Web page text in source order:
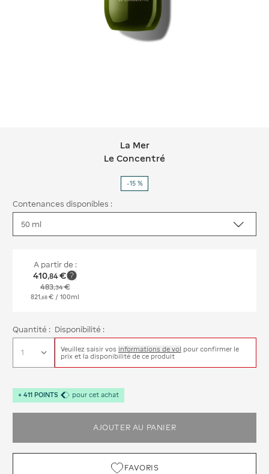
La Mer Le Concentré
La Mer
Le Concentré
-15 %
Contenances disponibles :
A partir de :
410,84€
483,34€
821 68 € / 100ml
Quantité : Disponibilité :
Veuillez saisir vos informations de vol pour confirmer le
prix et la disponibilité de ce produit
+ 411 POINTS pour cet achat
AJOUTER AU PANIER
FAVORIS